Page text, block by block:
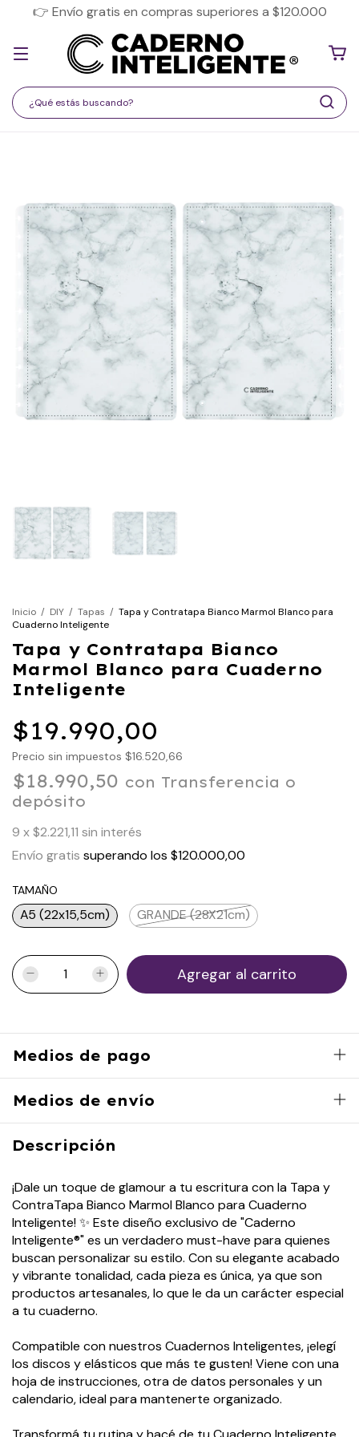
👉 Envío gratis en compras superiores a $120.000
Inicio / DIY / Tapas / Tapa y Contratapa Bianco Marmol Blanco para
Cuaderno Inteligente
Tapa y Contratapa Bianco
Marmol Blanco para Cuaderno
Inteligente
$19.990,00
Precio sin impuestos $16.520,66
$18.990,50 con Transferencia o
depósito
9 x$2.221,11 sin interés
Envío gratis superando los $120.000,00
TAMAÑO
A5 (22x15,5cm) GRANDE (28X21cm)
Medios de pago
Medios de envío
Descripción
¡Dale un toque de glamour a tu escritura con la Tapa y
ContraTapa Bianco Marmol Blanco para Cuaderno
Inteligente! ✨ Este diseño exclusivo de "Caderno
Inteligente®" es un verdadero must-have para quienes
buscan personalizar su estilo. Con su elegante acabado
y vibrante tonalidad, cada pieza es única, ya que son
productos artesanales, lo que le da un carácter especial
a tu cuaderno.
Compatible con nuestros Cuadernos Inteligentes, ¡elegí
los discos y elásticos que más te gusten! Viene con una
hoja de instrucciones, otra de datos personales y un
calendario, ideal para mantenerte organizado.